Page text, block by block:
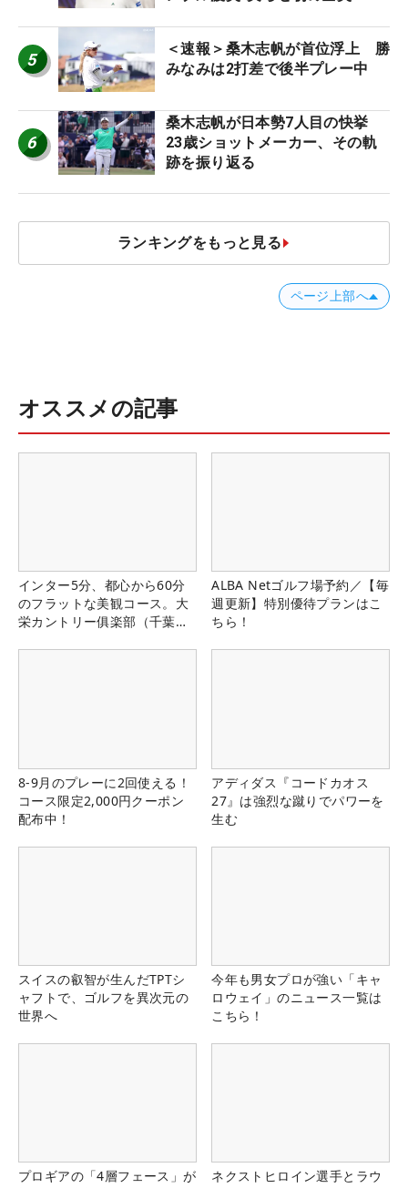
5
＜速報＞桑木志帆が首位浮上 勝
みなみは2打差で後半プレー中
6
桑木志帆が日本勢7人目の快挙
23歳ショットメーカー、その軌
跡を振り返る
ランキングをもっと見る
ページ上部へ
オススメの記事
インター5分、都心から60分
のフラットな美観コース。大
栄カントリー俱楽部（千葉
ALBA Netゴルフ場予約／【毎
週更新】特別優待プランはこ
ちら！
8-9月のプレーに2回使える！
コース限定2,000円クーポン
配布中！
アディダス『コードカオス
27』は強烈な蹴りでパワーを
生む
スイスの叡智が生んだTPTシ
ャフトで、ゴルフを異次元の
世界へ
今年も男女プロが強い「キャ
ロウェイ」のニュース一覧は
こちら！
プロギアの「4層フェース」が
ネクストヒロイン選手とラウ